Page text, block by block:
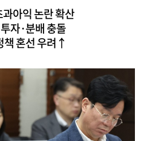
아익 논란 확산
자·분배 충돌
책 혼선 우려↑